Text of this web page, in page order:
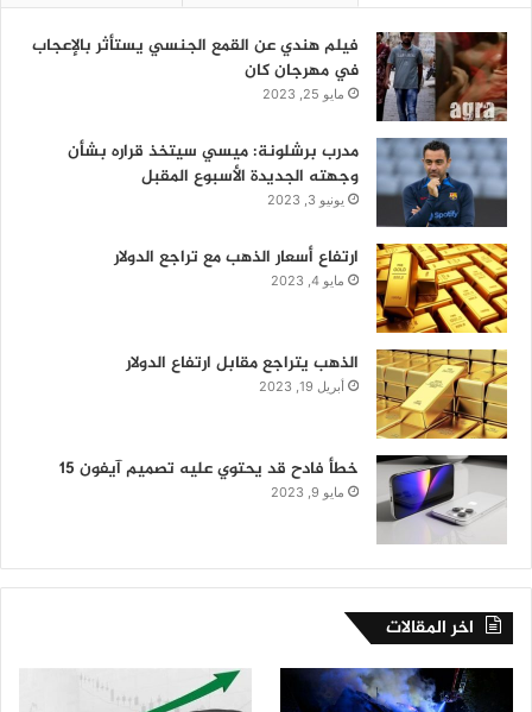
فيلم هندي عن القمع الجنسي يستأثر بالإعجاب
في مهرجان كان
مايو 25, 2023
مدرب برشلونة: ميسي سيتخذ قراره بشأن
وجهته الجديدة الأسبوع المقبل
يونيو 3, 2023
ارتفاع أسعار الذهب مع تراجع الدولار
مايو 4, 2023
الذهب يتراجع مقابل ارتفاع الدولار
أبريل 19, 2023
خطأ فادح قد يحتوي عليه تصميم آيفون 15
مايو 9, 2023
اخر المقالات